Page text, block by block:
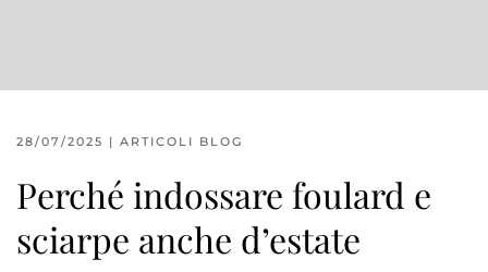
28/07/2025 | ARTICOLI BLOG
Perché indossare foulard e
sciarpe anche d’estate